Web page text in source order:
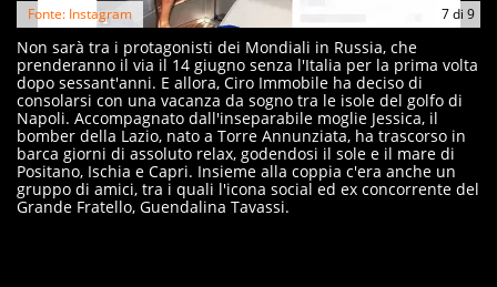
7di 9
Fonte: Instagram
Non sarà tra i protagonisti dei Mondiali in Russia, che
prenderanno il via il 14 giugno senza l'Italia per la prima volta
dopo sessant'anni. E allora, Ciro Immobile ha deciso di
consolarsi con una vacanza da sogno tra le isole del golfo di
Napoli. Accompagnato dall'inseparabile moglie Jessica, il
bomber della Lazio, nato a Torre Annunziata, ha trascorso in
barca giorni di assoluto relax, godendosi il sole e il mare di
Positano, Ischia e Capri. Insieme alla coppia c'era anche un
gruppo di amici, tra i quali l'icona social ed ex concorrente del
Grande Fratello, Guendalina Tavassi.